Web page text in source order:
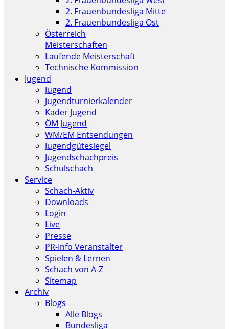
2. Frauenbundesliga Mitte
2. Frauenbundesliga Ost
Österreich
Meisterschaften
Laufende Meisterschaft
Technische Kommission
Jugend
Jugend
Jugendturnierkalender
Kader Jugend
ÖM Jugend
WM/EM Entsendungen
Jugendgütesiegel
Jugendschachpreis
Schulschach
Service
Schach-Aktiv
Downloads
Login
Live
Presse
PR-Info Veranstalter
Spielen & Lernen
Schach von A-Z
Sitemap
Archiv
Blogs
Alle Blogs
Bundesliga